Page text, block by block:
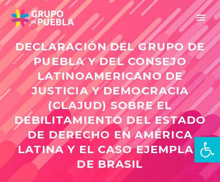
DECLARACIÓN DEL GRUPO DE
PUEBLA Y DEL CONSEJO
LATINOAMERICANO DE
JUSTICIA Y DEMOCRACIA
(CLAJUD) SOBRE EL
DEBILITAMIENTO DEL ESTADO
DE DERECHO EN AMÉRICA
LATINA Y EL CASO EJEMPLAR
DE BRASIL